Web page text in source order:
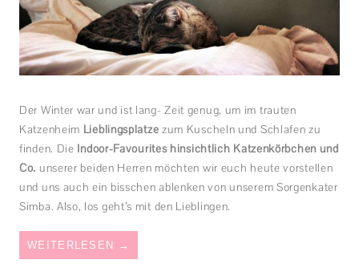
Der Winter war und ist lang- Zeit genug, um im trauten
Katzenheim Lieblingsplätze zum Kuscheln und Schlafen zu
finden. Die Indoor-Favourites hinsichtlich Katzenkörbchen und
Co. unserer beiden Herren möchten wir euch heute vorstellen
und uns auch ein bisschen ablenken von unserem Sorgenkater
Simba. Also, los geht’s mit den Lieblingen.
WEITERLESEN →